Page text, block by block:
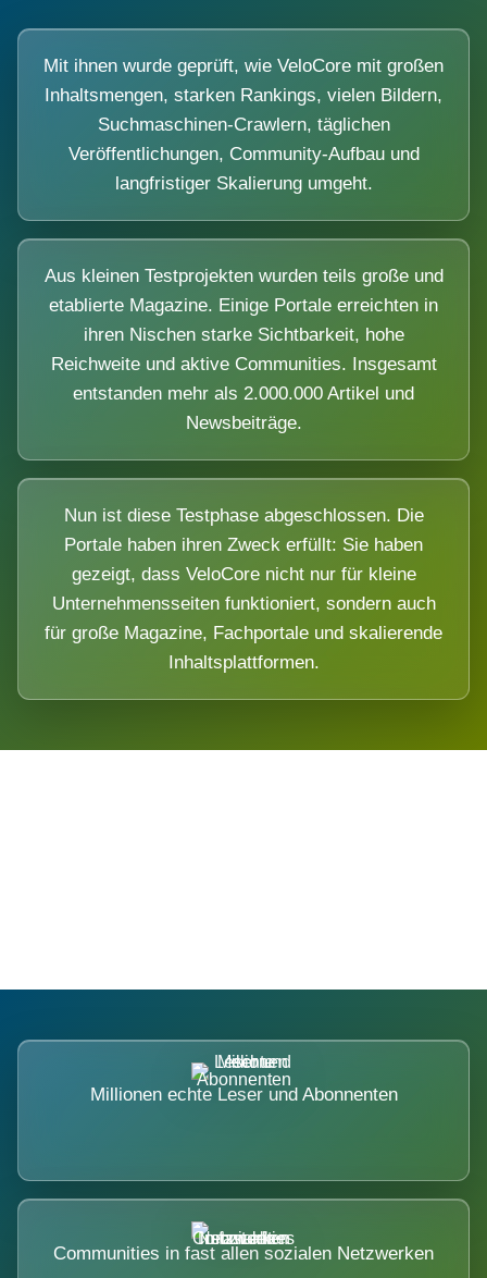
Mit ihnen wurde geprüft, wie VeloCore mit großen
Inhaltsmengen, starken Rankings, vielen Bildern,
Suchmaschinen-Crawlern, täglichen
Veröffentlichungen, Community-Aufbau und
langfristiger Skalierung umgeht.
Aus kleinen Testprojekten wurden teils große und
etablierte Magazine. Einige Portale erreichten in
ihren Nischen starke Sichtbarkeit, hohe
Reichweite und aktive Communities. Insgesamt
entstanden mehr als 2.000.000 Artikel und
Newsbeiträge.
Nun ist diese Testphase abgeschlossen. Die
Portale haben ihren Zweck erfüllt: Sie haben
gezeigt, dass VeloCore nicht nur für kleine
Unternehmensseiten funktioniert, sondern auch
für große Magazine, Fachportale und skalierende
Inhaltsplattformen.
Millionen echte Leser und Abonnenten
Communities in fast allen sozialen Netzwerken